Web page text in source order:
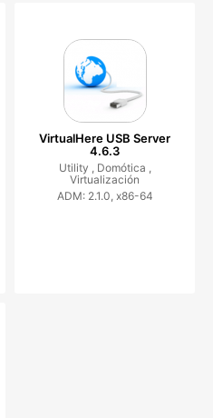
VirtualHere USB Server
4.6.3
Utility , Domótica ,
Virtualización
ADM: 2.1.0, x86-64